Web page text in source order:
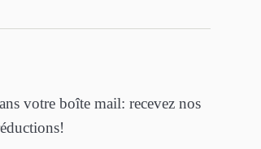
votre boîte mail: recevez nos